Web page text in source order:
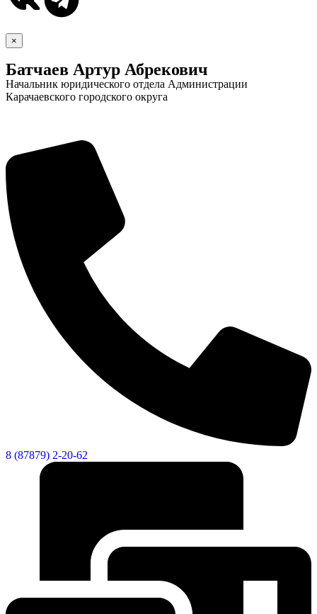
×
Батчаев Артур Абрекович
Начальник юридического отдела Администрации
Карачаевского городского округа
8 (87879) 2-20-62